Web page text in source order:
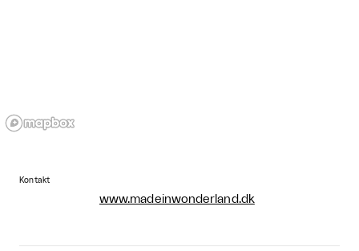
Kontakt
www.madeinwonderland.dk